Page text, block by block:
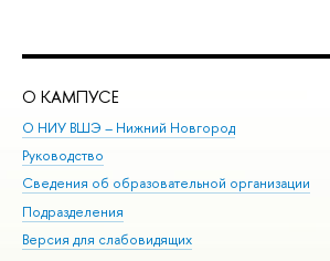
О КАМПУСЕ
О НИУ ВШЭ – Нижний Новгород
Руководство
Сведения об образовательной организации
Подразделения
Версия для слабовидящих